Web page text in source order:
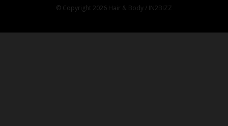
© Copyright 2026 Hair & Body / IN2BIZZ